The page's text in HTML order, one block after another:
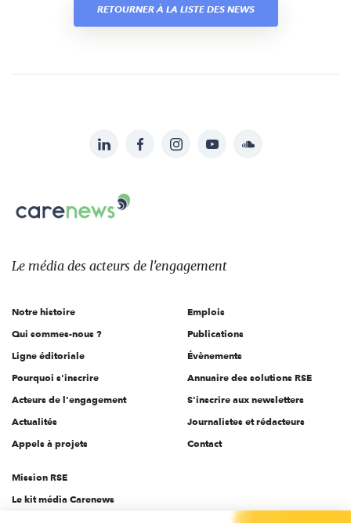
RETOURNER À LA LISTE DES NEWS
sur:
LinkedInFacebookInstagramYouTubeSoundcloud
Carenews,
Le
des
l'engagement
Le média des acteurs de l'engagement
Notre histoire
Qui sommes-nous ?
Ligne éditoriale
Pourquoi s'inscrire
Acteurs de l'engagement
Actualités
Appels à projets
Emplois
Publications
Évènements
Annuaire des solutions RSE
S'inscrire aux newsletters
Journalistes et rédacteurs
Contact
Mission RSE
Le kit média Carenews